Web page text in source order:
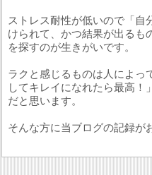
ストレス耐性が低いので「自
けられて、かつ結果が出るも
を探すのが生きがいです。
ラクと感じるものは人によっ
してキレイになれたら最高！
だと思います。
そんな方に当ブログの記録が